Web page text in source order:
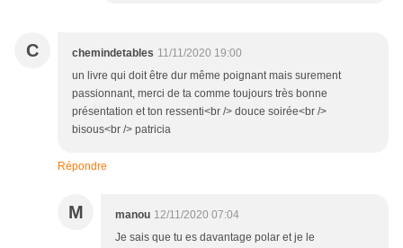
C chemindetables 11/11/2020 19:00
un livre qui doit être dur même poignant mais surement
passionnant, merci de ta comme toujours très bonne
présentation et ton ressenti<br /> douce soirée<br />
bisous<br /> patricia
Répondre
M manou 12/11/2020 07:04
Je sais que tu es davantage polar et je le